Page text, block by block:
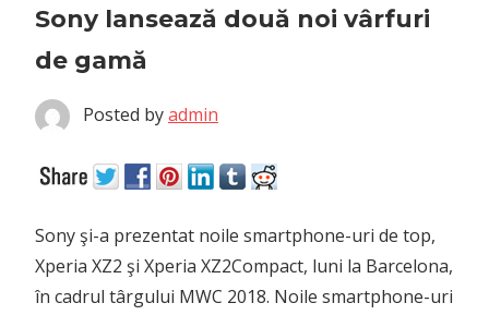
Sony lansează două noi vârfuri
de gamă
Posted byadmin
Sony şi-a prezentat noile smartphone-uri de top,
Xperia XZ2 şi Xperia XZ2Compact, luni la Barcelona,
în cadrul târgului MWC 2018. Noile smartphone-uri